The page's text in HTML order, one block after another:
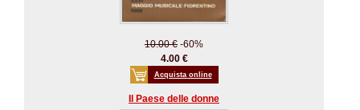
10.00 € -60%
4.00 €
Acquista online
Il Paese delle donne